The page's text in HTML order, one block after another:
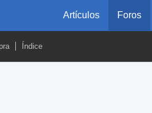
Artículos Foros
Índice